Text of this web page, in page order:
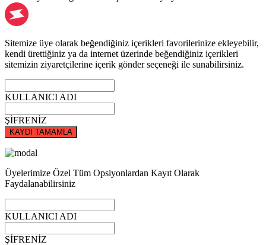
Sitemize üye olarak beğendiğiniz içerikleri favorilerinize ekleyebilir,
kendi ürettiğiniz ya da internet üzerinde beğendiğiniz içerikleri
sitemizin ziyaretçilerine içerik gönder seçeneği ile sunabilirsiniz.
KULLANICI ADI
ŞİFRENİZ
KAYDI TAMAMLA
Üyelerimize Özel Tüm Opsiyonlardan Kayıt Olarak
Faydalanabilirsiniz
KULLANICI ADI
ŞİFRENİZ